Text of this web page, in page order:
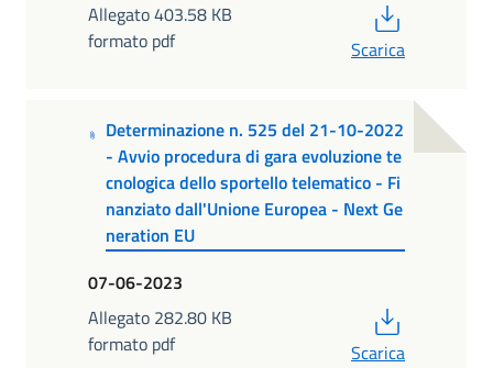
Allegato 403.58 KB
formato pdf
Scarica
Determinazione n. 525 del 21-10-2022
- Avvio procedura di gara evoluzione te
cnologica dello sportello telematico - Fi
nanziato dall'Unione Europea - Next Ge
neration EU
07-06-2023
Allegato 282.80 KB
formato pdf
Scarica